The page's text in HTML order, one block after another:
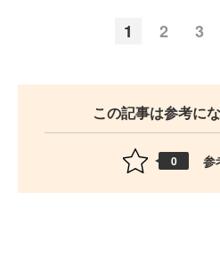
1 2 3
この記事は参考に
0 参